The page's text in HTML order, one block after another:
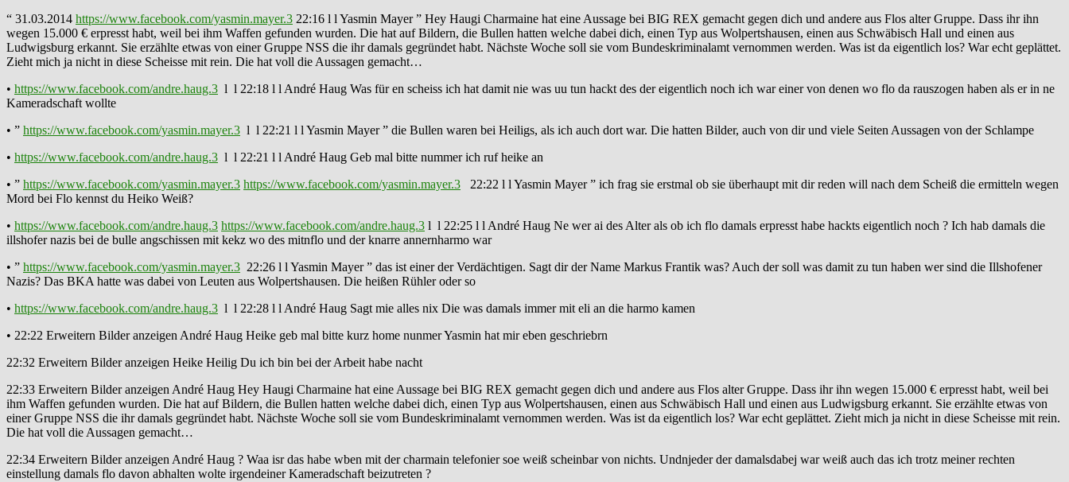
“ 31.03.2014 https://www.facebook.com/yasmin.mayer.3 22:16 l l Yasmin Mayer ” Hey Haugi Charmaine hat eine Aussage bei BIG REX gemacht gegen dich und andere aus Flos alter Gruppe. Dass ihr ihn
wegen 15.000 € erpresst habt, weil bei ihm Waffen gefunden wurden. Die hat auf Bildern, die Bullen hatten welche dabei dich, einen Typ aus Wolpertshausen, einen aus Schwäbisch Hall und einen aus
Ludwigsburg erkannt. Sie erzählte etwas von einer Gruppe NSS die ihr damals gegründet habt. Nächste Woche soll sie vom Bundeskriminalamt vernommen werden. Was ist da eigentlich los? War echt geplättet.
Zieht mich ja nicht in diese Scheisse mit rein. Die hat voll die Aussagen gemacht…
• https://www.facebook.com/andre.haug.3 l l 22:18 l l André Haug Was für en scheiss ich hat damit nie was uu tun hackt des der eigentlich noch ich war einer von denen wo flo da rauszogen haben als er in ne
Kameradschaft wollte
• ” https://www.facebook.com/yasmin.mayer.3 l l 22:21 l l Yasmin Mayer ” die Bullen waren bei Heiligs, als ich auch dort war. Die hatten Bilder, auch von dir und viele Seiten Aussagen von der Schlampe
• https://www.facebook.com/andre.haug.3 l l 22:21 l l André Haug Geb mal bitte nummer ich ruf heike an
• ” https://www.facebook.com/yasmin.mayer.3 https://www.facebook.com/yasmin.mayer.3 22:22 l l Yasmin Mayer ” ich frag sie erstmal ob sie überhaupt mit dir reden will nach dem Scheiß die ermitteln wegen
Mord bei Flo kennst du Heiko Weiß?
• https://www.facebook.com/andre.haug.3 https://www.facebook.com/andre.haug.3 l l 22:25 l l André Haug Ne wer ai des Alter als ob ich flo damals erpresst habe hackts eigentlich noch ? Ich hab damals die
illshofer nazis bei de bulle angschissen mit kekz wo des mitnflo und der knarre annernharmo war
• ” https://www.facebook.com/yasmin.mayer.3 22:26 l l Yasmin Mayer ” das ist einer der Verdächtigen. Sagt dir der Name Markus Frantik was? Auch der soll was damit zu tun haben wer sind die Illshofener
Nazis? Das BKA hatte was dabei von Leuten aus Wolpertshausen. Die heißen Rühler oder so
• https://www.facebook.com/andre.haug.3 l l 22:28 l l André Haug Sagt mie alles nix Die was damals immer mit eli an die harmo kamen
• 22:22 Erweitern Bilder anzeigen André Haug Heike geb mal bitte kurz home nunmer Yasmin hat mir eben geschriebrn
22:32 Erweitern Bilder anzeigen Heike Heilig Du ich bin bei der Arbeit habe nacht
22:33 Erweitern Bilder anzeigen André Haug Hey Haugi Charmaine hat eine Aussage bei BIG REX gemacht gegen dich und andere aus Flos alter Gruppe. Dass ihr ihn wegen 15.000 € erpresst habt, weil bei
ihm Waffen gefunden wurden. Die hat auf Bildern, die Bullen hatten welche dabei dich, einen Typ aus Wolpertshausen, einen aus Schwäbisch Hall und einen aus Ludwigsburg erkannt. Sie erzählte etwas von
einer Gruppe NSS die ihr damals gegründet habt. Nächste Woche soll sie vom Bundeskriminalamt vernommen werden. Was ist da eigentlich los? War echt geplättet. Zieht mich ja nicht in diese Scheisse mit rein.
Die hat voll die Aussagen gemacht…
22:34 Erweitern Bilder anzeigen André Haug ? Waa isr das habe wben mit der charmain telefonier soe weiß scheinbar von nichts. Undnjeder der damalsdabej war weiß auch das ich trotz meiner rechten
einstellung damals flo davon abhalten wolte irgendeiner Kameradschaft beizutreten ?